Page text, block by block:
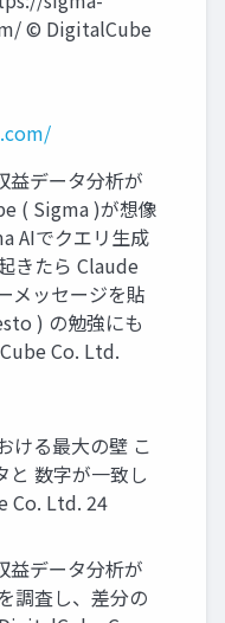
© DigitalCube
データ分析が
( Sigma )が想像
AIでクエリ生成
きたら Claude
メッセージを貼
) の勉強にも
Co. Ltd.
ける最⼤の壁 こ
と 数字が⼀致し
Co. Ltd. 24
データ分析が
調査し、差分の